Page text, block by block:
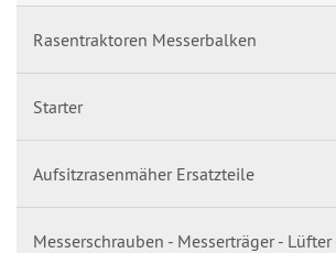
Rasentraktoren Messerbalken
Starter
Aufsitzrasenmäher Ersatzteile
Messerschrauben - Messerträger -